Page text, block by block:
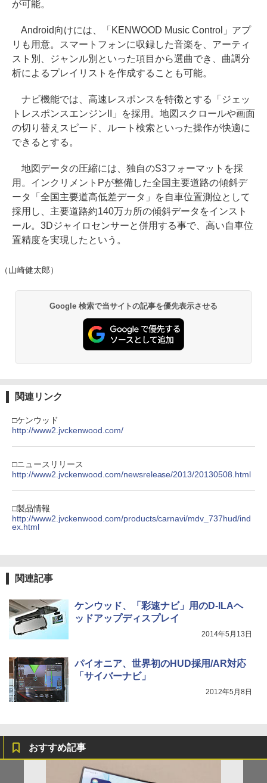
が可能。
Android向けには、「KENWOOD Music Control」アプ
リも用意。スマートフォンに収録した音楽を、アーティ
スト別、ジャンル別といった項目から選曲でき、曲調分
析によるプレイリストを作成することも可能。
ナビ機能では、高速レスポンスを特徴とする「ジェッ
トレスポンスエンジンII」を採用。地図スクロールや画面
の切り替えスピード、ルート検索といった操作が快適に
できるとする。
地図データの圧縮には、独自のS3フォーマットを採
用。インクリメントPが整備した全国主要道路の傾斜デ
ータ「全国主要道高低差データ」を自車位置測位として
採用し、主要道路約140万カ所の傾斜データをインスト
ール。3Dジャイロセンサーと併用する事で、高い自車位
置精度を実現したという。
（山崎健太郎）
Google 検索で当サイトの記事を優先表示させる
関連リンク
□ケンウッド
http://www2.jvckenwood.com/
□ニュースリリース
http://www2.jvckenwood.com/newsrelease/2013/20130508.html
□製品情報
http://www2.jvckenwood.com/products/carnavi/mdv_737hud/ind
ex.html
関連記事
ケンウッド、「彩速ナビ」用のD-ILAヘ
ッドアップディスプレイ
2014年5月13日
パイオニア、世界初のHUD採用/AR対応
「サイバーナビ」
2012年5月8日
おすすめ記事